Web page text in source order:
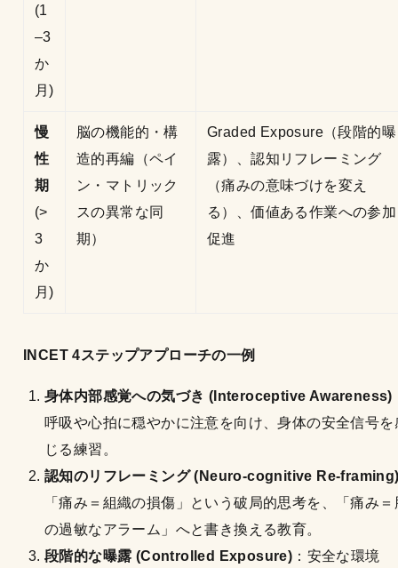
(1
–3
か
月)
慢
性
期
(>
3
か
月)
脳の機能的・構
造的再編（ペイ
ン・マトリック
スの異常な同
期）
Graded Exposure（段階的曝
露）、認知リフレーミング
（痛みの意味づけを変え
る）、価値ある作業への参加
促進
INCET 4ステップアプローチの一例
身体内部感覚への気づき (Interoceptive Awareness)
呼吸や心拍に穏やかに注意を向け、身体の安全信号を
じる練習。
認知のリフレーミング (Neuro-cognitive Re-
「痛み＝組織の損傷」という破局的思考を、「痛み＝
の過敏なアラーム」へと書き換える教育。
段階的な曝露 (Controlled Exposure) ：安全な環境